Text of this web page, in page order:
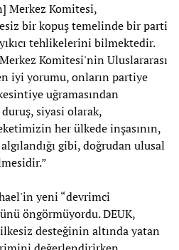
Merkez Komitesi,
bir kopuş temelinde bir parti
tehlikelerini bilmektedir.
Komitesi'nin Uluslararası
iyi yorumu, onların partiye
uğramasından
siyasi olarak,
her ülkede inşasının,
gibi, doğrudan ulusal
yeni “devrimci
öngörmüyordu. DEUK,
desteğinin altında yatan